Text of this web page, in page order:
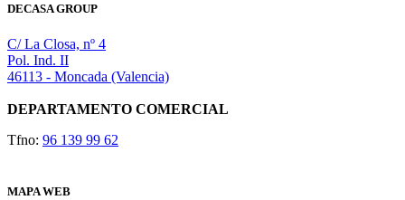
pueden
en
DECASA GROUP
C/ La Closa, nº 4
Pol. Ind. II
46113 - Moncada (Valencia)
DEPARTAMENTO COMERCIAL
Tfno: 96 139 99 62
MAPA WEB